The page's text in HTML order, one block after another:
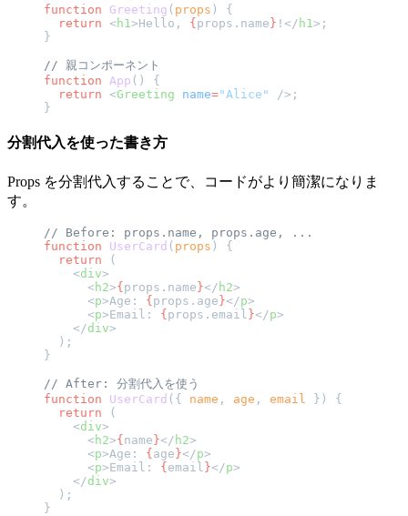
function Greeting ( props ) {
  return
< h1>Hello, { props.name } !</ h1>;
}
// 親コンポーネント
function App () {
  return
<Greeting name="Alice"
/>;
}
分割代入を使った書き方
Props を分割代入することで、コードがより簡潔になりま
す。
// Before: props.name, props.age, ...
function UserCard ( props ) {
  return
(
    <
div>
      <
h2>{props.name}</ h2>
      <
p>Age: {props.age}</p>
      <
p>Email: {props.email }</p>
    </
div>
  );
}
// After: 分割代入を使う
function UserCard ({ name , age , email
}) {
  return
(
    <
div>
      <
h2>{name}</ h2>
      <
p>Age: {age}</p>
      <
p>Email: {email }</p>
    </
div>
  );
}